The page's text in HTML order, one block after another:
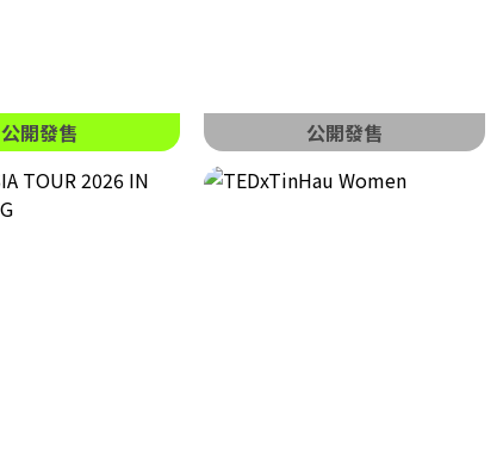
公開發售 公開發售